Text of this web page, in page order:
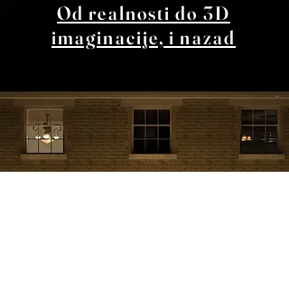
Od realnosti do 3D
imaginacije, i nazad